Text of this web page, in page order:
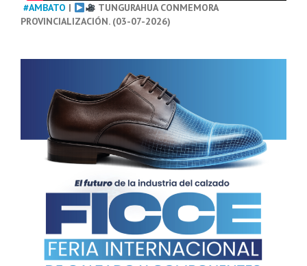
#AMBATO |
TUNGURAHUA CONMEMORA
PROVINCIALIZACIÓN. (03-07-2026)